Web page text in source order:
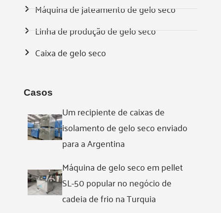
Máquina de jateamento de gelo seco
Linha de produção de gelo seco
Caixa de gelo seco
Casos
Um recipiente de caixas de
isolamento de gelo seco enviado
para a Argentina
Máquina de gelo seco em pellet
SL-50 popular no negócio de
cadeia de frio na Turquia